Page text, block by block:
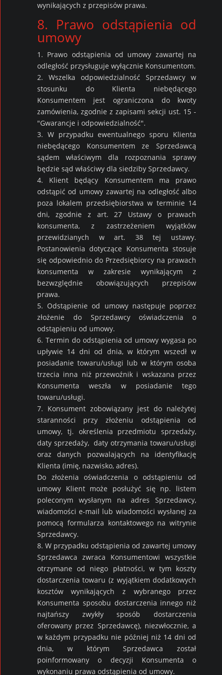
wynikających z przepisów prawa.
8. Prawo odstąpienia od
umowy
1. Prawo odstąpienia od umowy zawartej na
odległość przysługuje wyłącznie Konsumentom.
2. Wszelka odpowiedzialność Sprzedawcy w
stosunku do Klienta niebędącego
Konsumentem jest ograniczona do kwoty
zamówienia, zgodnie z zapisami sekcji ust. 15 -
"Gwarancje i odpowiedzialność".
3. W przypadku ewentualnego sporu Klienta
niebędącego Konsumentem ze Sprzedawcą
sądem właściwym dla rozpoznania sprawy
będzie sąd właściwy dla siedziby Sprzedawcy.
4. Klient będący Konsumentem ma prawo
odstąpić od umowy zawartej na odległość albo
poza lokalem przedsiębiorstwa w terminie 14
dni, zgodnie z art. 27 Ustawy o prawach
konsumenta, z zastrzeżeniem wyjątków
przewidzianych w art. 38 tej ustawy.
Postanowienia dotyczące Konsumenta stosuje
się odpowiednio do Przedsiębiorcy na prawach
konsumenta w zakresie wynikającym z
bezwzględnie obowiązujących przepisów
prawa.
5. Odstąpienie od umowy następuje poprzez
złożenie do Sprzedawcy oświadczenia o
odstąpieniu od umowy.
6. Termin do odstąpienia od umowy wygasa po
upływie 14 dni od dnia, w którym wszedł w
posiadanie towaru/usługi lub w którym osoba
trzecia inna niż przewoźnik i wskazana przez
Konsumenta weszła w posiadanie tego
towaru/usługi.
7. Konsument zobowiązany jest do należytej
staranności przy złożeniu odstąpienia od
umowy, tj. określenia przedmiotu sprzedaży,
daty sprzedaży, daty otrzymania towaru/usługi
oraz danych pozwalających na identyfikację
Klienta (imię, nazwisko, adres).
Do złożenia oświadczenia o odstąpieniu od
umowy Klient może posłużyć się np. listem
poleconym wysłanym na adres Sprzedawcy,
wiadomości e-mail lub wiadomości wysłanej za
pomocą formularza kontaktowego na witrynie
Sprzedawcy.
8. W przypadku odstąpienia od zawartej umowy
Sprzedawca zwraca Konsumentowi wszystkie
otrzymane od niego płatności, w tym koszty
dostarczenia towaru (z wyjątkiem dodatkowych
kosztów wynikających z wybranego przez
Konsumenta sposobu dostarczenia innego niż
najtańszy zwykły sposób dostarczenia
oferowany przez Sprzedawcę), niezwłocznie, a
w każdym przypadku nie później niż 14 dni od
dnia, w którym Sprzedawca został
poinformowany o decyzji Konsumenta o
wykonaniu prawa odstąpienia od umowy.